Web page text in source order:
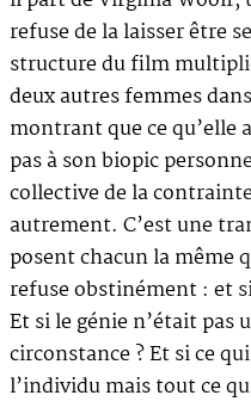
refuse de la laisser être
structure du film
deux autres femmes
montrant que ce qu’elle
pas à son biopic
collective de la
autrement. C’est une
posent chacun la même
refuse obstinément : et
Et si le génie n’était pas
circonstance ? Et si ce
l’individu mais tout ce